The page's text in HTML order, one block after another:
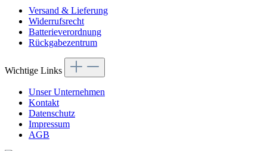
Versand & Lieferung
Widerrufsrecht
Batterieverordnung
Rückgabezentrum
Wichtige Links
Unser Unternehmen
Kontakt
Datenschutz
Impressum
AGB